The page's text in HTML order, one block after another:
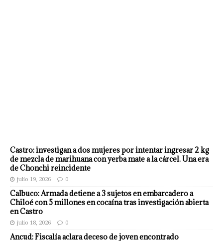
Castro: investigan a dos mujeres por intentar ingresar 2 kg
de mezcla de marihuana con yerba mate a la cárcel. Una era
de Chonchi reincidente
julio 19, 2026 0
Calbuco: Armada detiene a 3 sujetos en embarcadero a
Chiloé con 5 millones en cocaína tras investigación abierta
en Castro
julio 18, 2026 0
Ancud: Fiscalía aclara deceso de joven encontrado